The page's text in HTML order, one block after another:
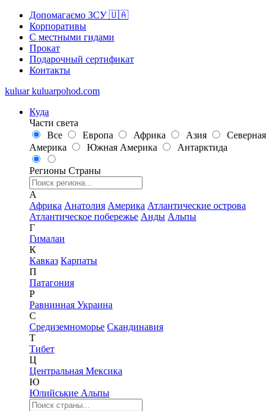
Допомагаємо ЗСУ 🇺🇦
Корпоративы
С местными гидами
Прокат
Подарочный сертификат
Контакты
kuluar kuluarpohod.com
Куда
Части света
Все
Европа Африка Азия
Северная
Америка
Южная Америка Антарктида
Регионы Страны
А
Африка Анатолия Америка Атлантические острова
Атлантическое побережье Анды Альпы
Г
Гималаи
К
Кавказ Карпаты
П
Патагония
Р
Равнинная Украина
С
Средиземноморье Скандинавия
Т
Тибет
Ц
Центральная Мексика
Ю
Юлийськие Альпы